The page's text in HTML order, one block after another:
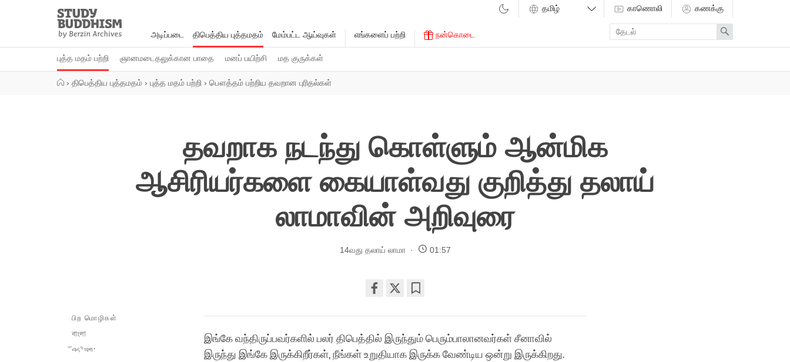
Study
Buddhism
Home
அடிப்படை திபெத்திய புத்தமதம்
புத்த மதம் பற்றி ஞானமடைதலுக்கான பாதை மனப் பயிற்சி மத குருக்கள்
மேம்பட்ட ஆய்வுகள் எங்களைப் பற்றி நன்கொடை
காணொலி கணக்கு
Enter
search
term
Search
› திபெத்திய புத்தமதம் › புத்த மதம் பற்றி › பௌத்தம் பற்றிய தவறான புரிதல்கள்
தவறாக நடந்து கொள்ளும் ஆன்மிக
ஆசிரியர்களை கையாள்வது குறித்து தலாய்
லாமாவின் அறிவுரை
14வது தலாய் லாமா 01:57
on
facebook
பிற மொழிகள்
বাংলা
བོད་ཡིག་
இங்கே வந்திருப்பவர்களில் பலர் திபெத்தில் இருந்தும் பெரும்பாலானவர்கள் சீனாவில்
இருந்து இங்கே இருக்கிறீர்கள், நீங்கள் உறுதியாக இருக்க வேண்டிய ஒன்று இருக்கிறது.